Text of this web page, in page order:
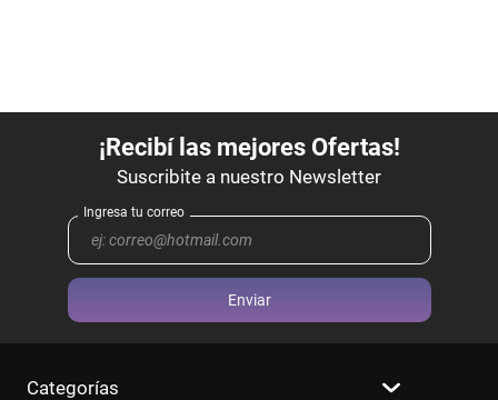
Enviar
Categorías